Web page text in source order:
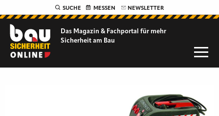
SUCHE MESSEN NEWSLETTER
Das Magazin & Fachportal für mehr
Sicherheit am Bau